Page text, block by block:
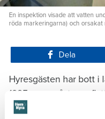
En inspektion visade att vatten
röda markeringarna) och orsakat
Dela
Hyresgästen har bott i
1995 men måste nu
i hyresnämnden och i